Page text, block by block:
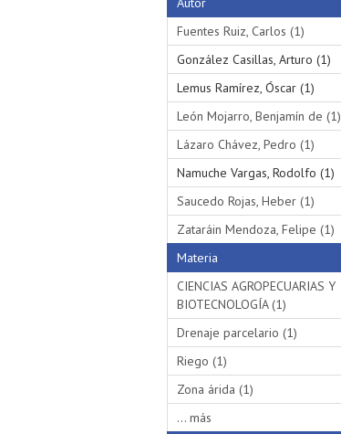
Fuentes Ruiz, Carlos (1)
González Casillas, Arturo (1)
Lemus Ramírez, Óscar (1)
León Mojarro, Benjamín de (1)
Lázaro Chávez, Pedro (1)
Namuche Vargas, Rodolfo (1)
Saucedo Rojas, Heber (1)
Zataráin Mendoza, Felipe (1)
Materia
CIENCIAS AGROPECUARIAS Y
BIOTECNOLOGÍA (1)
Drenaje parcelario (1)
Riego (1)
Zona árida (1)
... más